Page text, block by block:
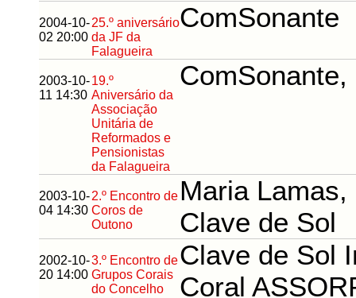
2004-10-
02 20:00
25.º aniversário
da JF da
Falagueira
ComSonante
2003-10-
11 14:30
19.º
Aniversário da
Associação
Unitária de
Reformados e
Pensionistas
da Falagueira
2003-10-
04 14:30
2.º Encontro de
Coros de
Outono
Maria
Clave de Sol
2002-10-
20 14:00
3.º Encontro de
Grupos Corais
do Concelho
Clave de Sol
Coral